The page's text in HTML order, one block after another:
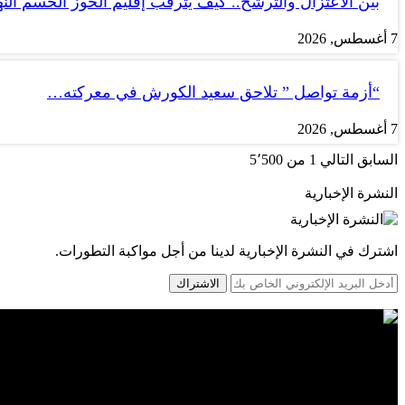
7 أغسطس, 2026
“أزمة تواصل ” تلاحق سعيد الكورش في معركته…
7 أغسطس, 2026
السابق التالي 1 من 5٬500
النشرة الإخبارية
اشترك في النشرة الإخبارية لدينا من أجل مواكبة التطورات.
الاشتراك